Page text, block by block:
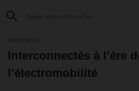
04/29/2024
Interconnectés à l’ère
l’électromobilité